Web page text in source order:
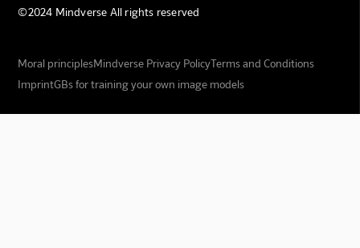
©2024 Mindverse All rights reserved
Moral principlesMindverse Privacy PolicyTerms and Conditions
ImprintGBs for training your own image models